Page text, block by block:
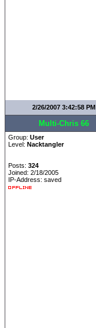
2/26/2007 3:42:58 PM
Multi-Chris 66
Group: User
Level: Nacktangler
Posts: 324
Joined: 2/18/2005
IP-Address: saved